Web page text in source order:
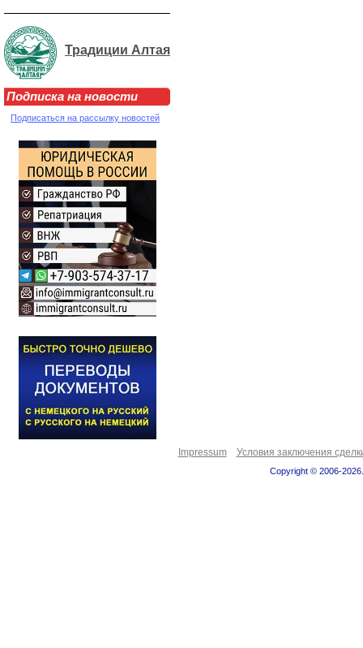
Традиции Алтая
Подписка на новости
Подписаться на рассылку новостей
Impressum Условия заключения
Copyright © 2006-